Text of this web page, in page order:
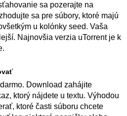
sa pozerajte na
sa pre súbory, ktoré majú
u kolónky seed. Vaša
Najnovšia verzia uTorrent je k
Download zahájite
ktorý nájdete u textu. Výhodou
ktoré časti súboru chcete